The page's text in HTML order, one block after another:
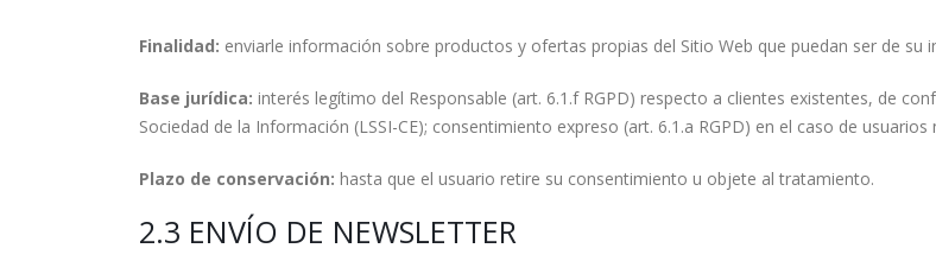
Finalidad: enviarle información sobre productos y ofertas propias del Sitio Web que puedan ser de su
Base jurídica: interés legítimo del Responsable (art. 6.1.f RGPD) respecto a clientes existentes, de
Sociedad de la Información (LSSI-CE); consentimiento expreso (art. 6.1.a RGPD) en el caso de usuarios
Plazo de conservación: hasta que el usuario retire su consentimiento u objete al tratamiento.
2.3 ENVÍO DE NEWSLETTER